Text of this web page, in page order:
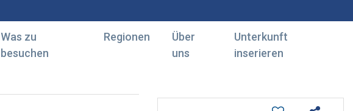
Was zu
besuchen
Regionen
Über
uns
Unterkunft
inserieren